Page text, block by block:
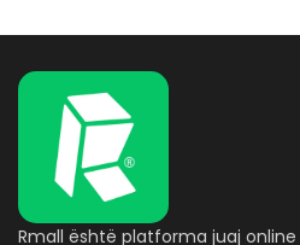
Rmall është platforma juaj